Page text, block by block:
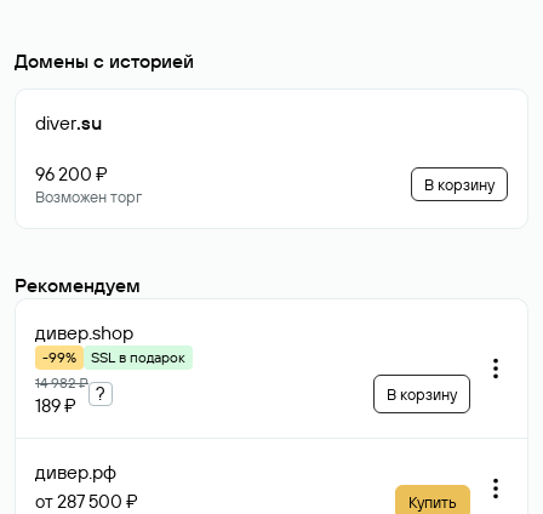
Домены с историей
diver.su
96 200 ₽
Возможен торг
В корзину
Рекомендуем
дивер.shop
-99%
SSL в подарок
14 982 ₽
189 ₽
? В корзину
дивер.рф
от 287 500 ₽ Купить